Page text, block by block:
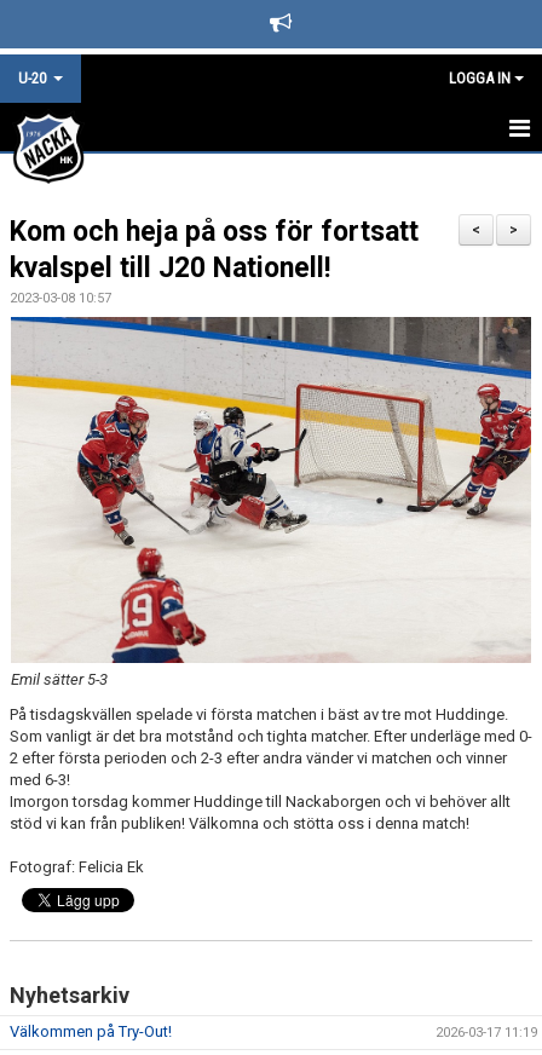
U-20 LOGGA IN
U20 STARTSIDA
KALENDER
LAGINFO
TRUPPEN & LEDARE
NYHETER - ARKIV
U20 REGIONAL
BILDGALLERI
>
<
Kom och heja på oss för fortsatt
kvalspel till J20 Nationell!
2023-03-08 10:57
Emil sätter 5-3
På tisdagskvällen spelade vi första matchen i bäst av tre mot Huddinge.
Som vanligt är det bra motstånd och tighta matcher. Efter underläge med 0-
2 efter första perioden och 2-3 efter andra vänder vi matchen och vinner
med 6-3!
Imorgon torsdag kommer Huddinge till Nackaborgen och vi behöver allt
stöd vi kan från publiken! Välkomna och stötta oss i denna match!
Fotograf: Felicia Ek
Nyhetsarkiv
Välkommen på Try-Out! 2026-03-17 11:19